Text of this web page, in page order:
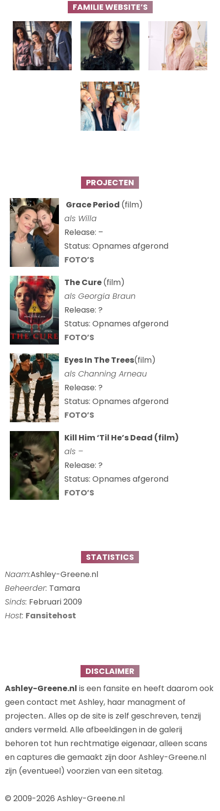
FAMILIE WEBSITE’S
PROJECTEN
Grace Period (film)
als Willa
Release: –
Status: Opnames afgerond
FOTO’S
The Cure(film)
als Georgia Braun
Release: ?
Status: Opnames afgerond
FOTO’S
Eyes In The Trees(film)
als Channing Arneau
Release: ?
Status: Opnames afgerond
FOTO’S
Kill Him ‘Til He’s Dead (film)
als –
Release: ?
Status: Opnames afgerond
FOTO’S
STATISTICS
Naam:Ashley-Greene.nl
Beheerder: Tamara
Sinds: Februari 2009
Host: Fansitehost
DISCLAIMER
Ashley-Greene.nl is een fansite en heeft daarom ook
geen contact met Ashley, haar managment of
projecten.. Alles op de site is zelf geschreven, tenzij
anders vermeld. Alle afbeeldingen in de galerij
behoren tot hun rechtmatige eigenaar, alleen scans
en captures die gemaakt zijn door Ashley-Greene.nl
zijn (eventueel) voorzien van een sitetag.
© 2009-2026 Ashley-Greene.nl